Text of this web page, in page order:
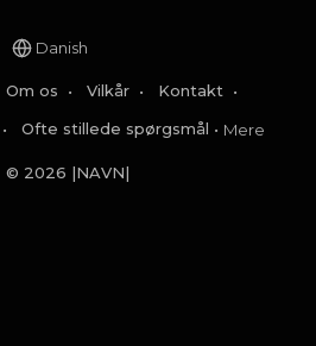
Danish
Om os • Vilkår • Kontakt •
• Ofte stillede spørgsmål • Mere
© 2026 |NAVN|